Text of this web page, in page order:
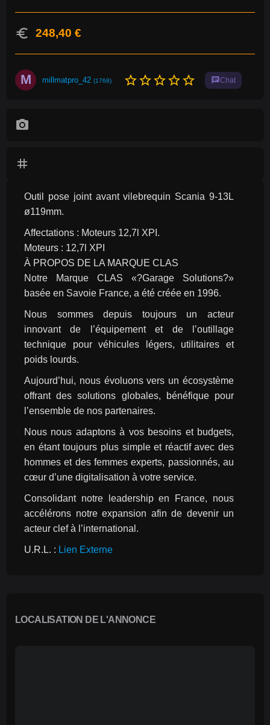
euro 248,40 €
M millmatpro_42 (1768) star_borderstar_borderstar_borderstar_borderstar_border chatChat
photo_camera
tag
Outil pose joint avant vilebrequin Scania 9-13L
ø119mm.
Affectations : Moteurs 12,7l XPI.
Moteurs : 12,7l XPI
À PROPOS DE LA MARQUE CLAS
Notre Marque CLAS «?Garage Solutions?»
basée en Savoie France, a été créée en 1996.
Nous sommes depuis toujours un acteur
innovant de l’équipement et de l’outillage
technique pour véhicules légers, utilitaires et
poids lourds.
Aujourd’hui, nous évoluons vers un écosystème
offrant des solutions globales, bénéfique pour
l’ensemble de nos partenaires.
Nous nous adaptons à vos besoins et budgets,
en étant toujours plus simple et réactif avec des
hommes et des femmes experts, passionnés, au
cœur d’une digitalisation à votre service.
Consolidant notre leadership en France, nous
accélérons notre expansion afin de devenir un
acteur clef à l’international.
U.R.L. : Lien Externe
LOCALISATION DE L'ANNONCE